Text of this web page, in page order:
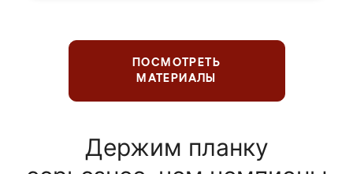
ПОСМОТРЕТЬ
МАТЕРИАЛЫ
Держим планку